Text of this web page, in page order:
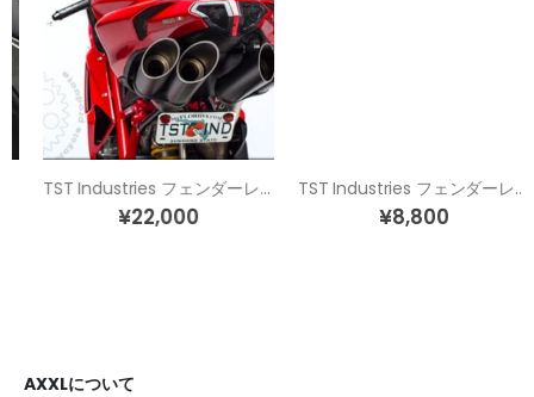
TST Industries フェンダーレス ナンバー移植キット DUCATI 1098 1198 848
22,000
TST Industries フェンダーレスキット GSX-R600 / 750 (06-24)
8,800
AXXLについて